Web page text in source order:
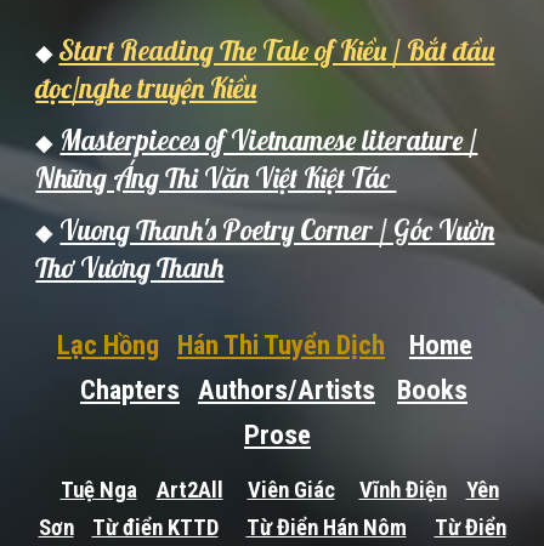
◆ Start Reading The Tale of Kiều / Bắt đầu
đọc/nghe truyện Kiều
◆ Masterpieces of Vietnamese literature /
Những Áng Thi Văn Việt Kiệt Tác
◆ Vuong Thanh's Poetry Corner / Góc Vườn
Thơ Vương Thanh
Lạc Hồng Hán Thi Tuyển Dịch
Home
Chapters Authors/Artists
Books
Prose
Tuệ Nga Art2All Viên Giác Vĩnh Điện
Yên
Sơn
Từ điển KTTD Từ Điển Hán Nôm Từ Điển